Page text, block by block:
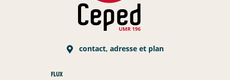
contact, adresse et plan
FLUX